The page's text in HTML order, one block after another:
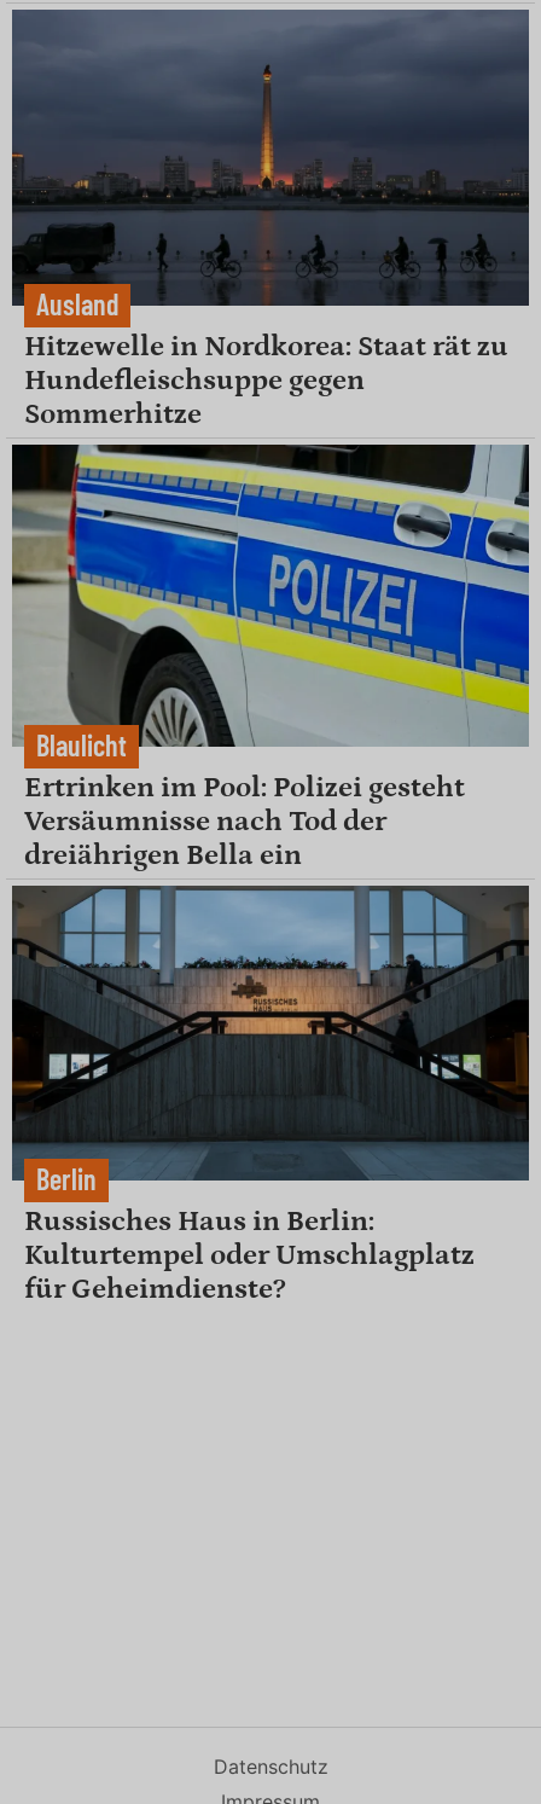
Ausland
Hitzewelle in Nordkorea: Staat rät zu
Hundefleischsuppe gegen
Sommerhitze
Blaulicht
Ertrinken im Pool: Polizei gesteht
Versäumnisse nach Tod der
dreiährigen Bella ein
Berlin
Russisches Haus in Berlin:
Kulturtempel oder Umschlagplatz
für Geheimdienste?
Datenschutz